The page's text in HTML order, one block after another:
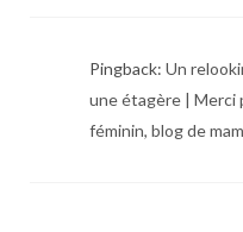
Pingback: Un
une étagère | Merci
féminin, blog de